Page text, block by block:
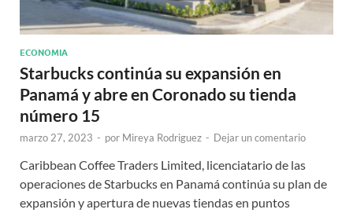
ECONOMIA
Starbucks continúa su expansión en
Panamá y abre en Coronado su tienda
número 15
marzo 27, 2023 - por Mireya Rodriguez - Dejar un comentario
Caribbean Coffee Traders Limited, licenciatario de las
operaciones de Starbucks en Panamá continúa su plan de
expansión y apertura de nuevas tiendas en puntos